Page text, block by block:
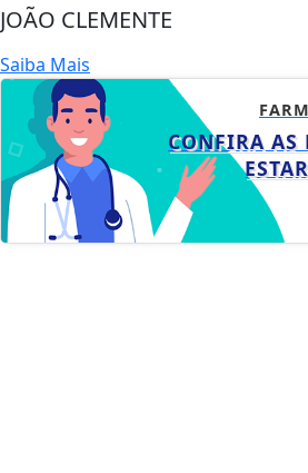
JOÃO CLEMENTE
Saiba Mais
CONFIRA AS